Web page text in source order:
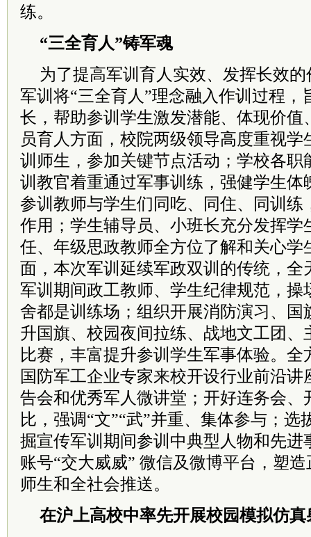
练。
“三全育人”铸军魂
为了提高军训育人实效、发挥长效
军训将“三全育人”理念融入作训过程，
长，帮助参训学生激发潜能、体现价值
员育人方面，校院两级领导高度重视学
训师生，参加关键节点活动；学校各职
训教官着重通过军事训练，强健学生体
参训教师与学生们同吃、同住、同训练
作用；学生辅导员、小班长充分发挥学
任、年级思政教师全方位了解和关心学
面，本次军训延续军政双训的传统，全
军训期间政工教师、学生纪律规范，操
舍都是训练场；组织开展消防演习、国
升国旗、校园夜间拉练、战地文工团、
比赛，丰富提升参训学生军事体验。全
国防军工企业专家来校开设行业前沿讲
告会和优秀军人微讲堂；开好连务会、
比，强调“文”“武”并重、集体参与；选
掘宣传军训期间参训中典型人物和先进
账号“交大威威” 微信及微博平台，塑
师生和全社会推送。
在沪上高校中率先开展校园模拟仿真